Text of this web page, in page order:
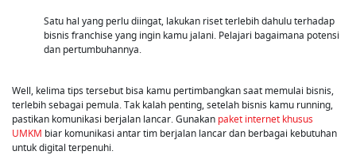
Satu hal yang perlu diingat, lakukan riset terlebih dahulu terhadap
bisnis franchise yang ingin kamu jalani. Pelajari bagaimana potensi
dan pertumbuhannya.
Well, kelima tips tersebut bisa kamu pertimbangkan saat memulai bisnis,
terlebih sebagai pemula. Tak kalah penting, setelah bisnis kamu running,
pastikan komunikasi berjalan lancar. Gunakan paket internet khusus
UMKM biar komunikasi antar tim berjalan lancar dan berbagai kebutuhan
untuk digital terpenuhi.